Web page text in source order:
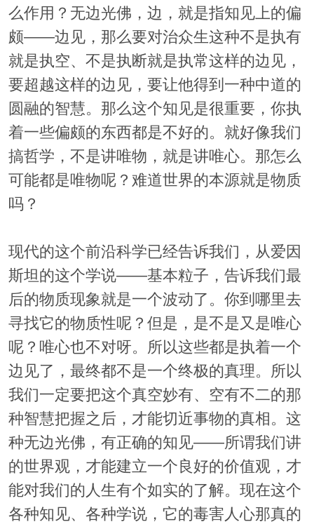
么作用？无边光佛，边，就是指知见上的偏
颇——边见，那么要对治众生这种不是执有
就是执空、不是执断就是执常这样的边见，
要超越这样的边见，要让他得到一种中道的
圆融的智慧。那么这个知见是很重要，你执
着一些偏颇的东西都是不好的。就好像我们
搞哲学，不是讲唯物，就是讲唯心。那怎么
可能都是唯物呢？难道世界的本源就是物质
吗？
现代的这个前沿科学已经告诉我们，从爱因
斯坦的这个学说——基本粒子，告诉我们最
后的物质现象就是一个波动了。你到哪里去
寻找它的物质性呢？但是，是不是又是唯心
呢？唯心也不对呀。所以这些都是执着一个
边见了，最终都不是一个终极的真理。所以
我们一定要把这个真空妙有、空有不二的那
种智慧把握之后，才能切近事物的真相。这
种无边光佛，有正确的知见——所谓我们讲
的世界观，才能建立一个良好的价值观，才
能对我们的人生有个如实的了解。现在这个
各种知见、各种学说，它的毒害人心那真的